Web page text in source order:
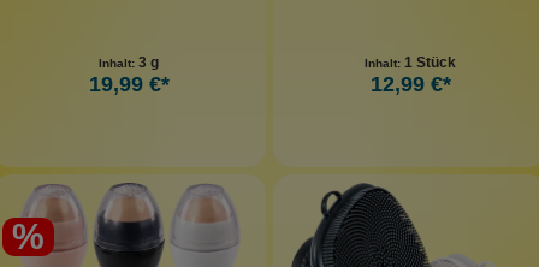
Inhalt: 3 g
19,99 €*
Inhalt: 1 Stück
12,99 €*
%